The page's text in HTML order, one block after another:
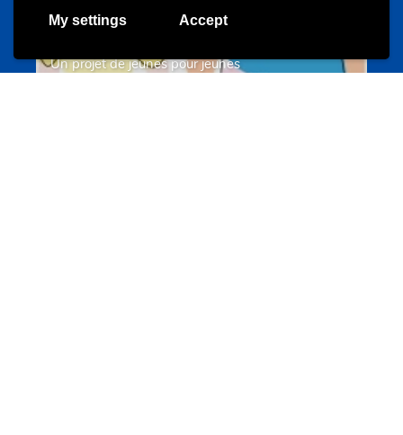
My settings Accept
Un projet de jeunes pour jeunes